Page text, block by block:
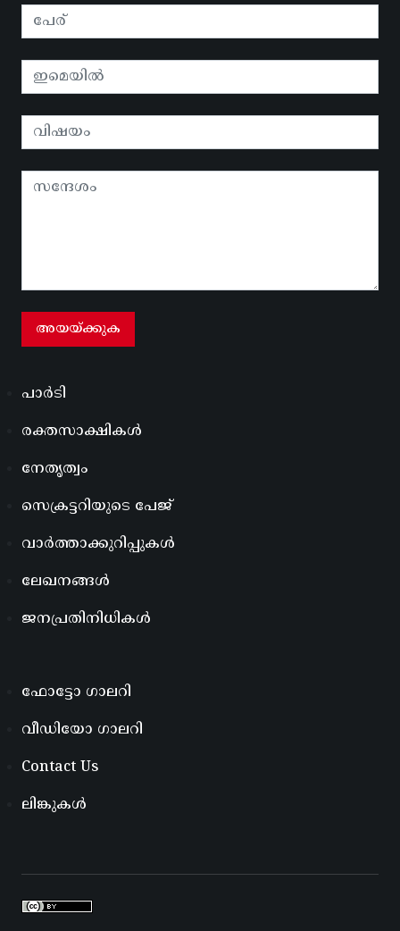
പാർടി
രക്തസാക്ഷികൾ
നേതൃത്വം
സെക്രട്ടറിയുടെ പേജ്
വാർത്താക്കുറിപ്പുകൾ
ലേഖനങ്ങൾ
ജനപ്രതിനിധികൾ
ഫോട്ടോ ഗാലറി
വീഡിയോ ഗാലറി
Contact Us
ലിങ്കുകൾ